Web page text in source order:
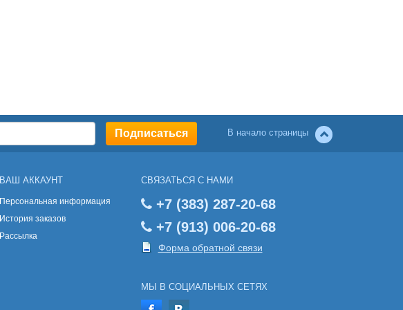
В начало страницы
ВАШ АККАУНТ
Персональная информация
История заказов
Рассылка
СВЯЗАТЬСЯ С НАМИ
+7 (383) 287-20-68
+7 (913) 006-20-68
Форма обратной связи
МЫ В СОЦИАЛЬНЫХ СЕТЯХ